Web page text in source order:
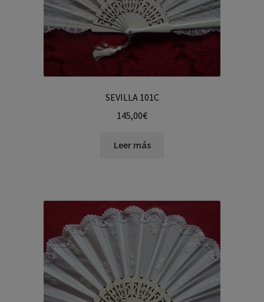
SEVILLA 101C
145,00€
Leer más